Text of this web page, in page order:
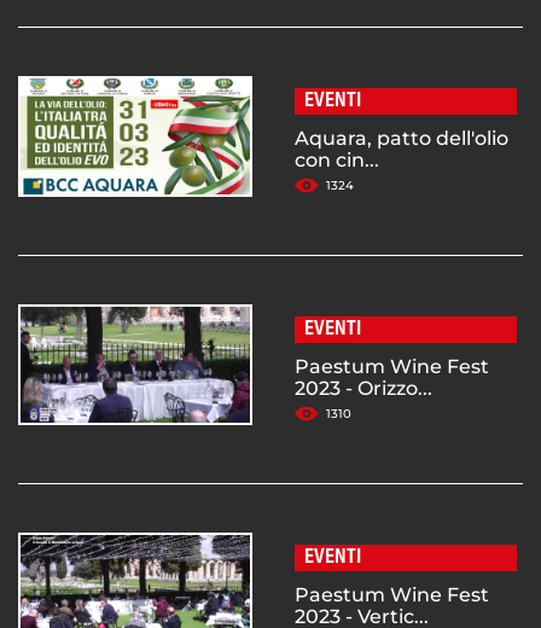
EVENTI
Aquara, patto dell'olio
con cin...
1324
EVENTI
Paestum Wine Fest
2023 - Orizzo...
1310
EVENTI
Paestum Wine Fest
2023 - Vertic...